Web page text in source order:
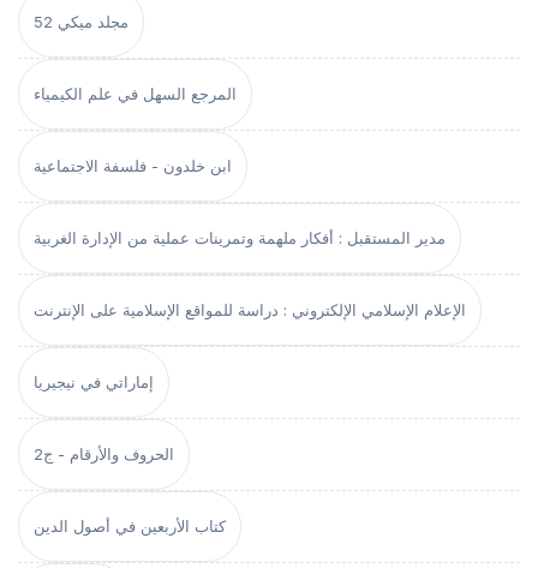
مجلد ميكي 52
المرجع السهل في علم الكيمياء
ابن خلدون - فلسفة الاجتماعية
مدير المستقبل : أفكار ملهمة وتمرينات عملية من الإدارة الغربية
الإعلام الإسلامي الإلكتروني : دراسة للمواقع الإسلامية على الإنترنت
إماراتي في نيجيريا
الحروف والأرقام - ج2
كتاب الأربعين في أصول الدين